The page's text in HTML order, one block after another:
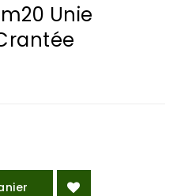
Unie